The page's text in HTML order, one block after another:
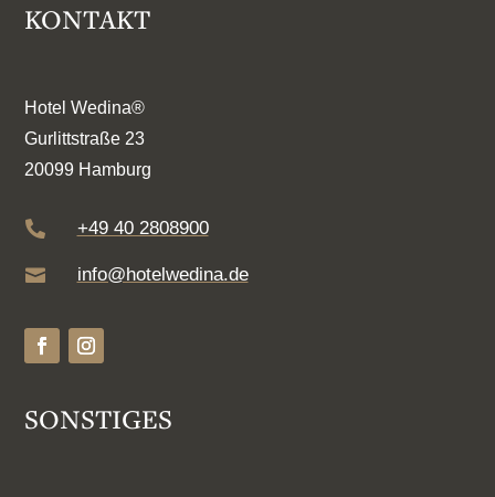
KONTAKT
Hotel Wedina®
Gurlittstraße 23
20099 Hamburg
 +49 40 2808900
 info@hotelwedina.de
SONSTIGES